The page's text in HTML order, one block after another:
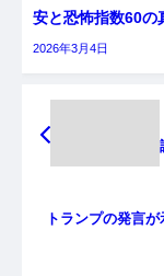
安と恐怖指数60の
2026年3月4日
トランプの発言